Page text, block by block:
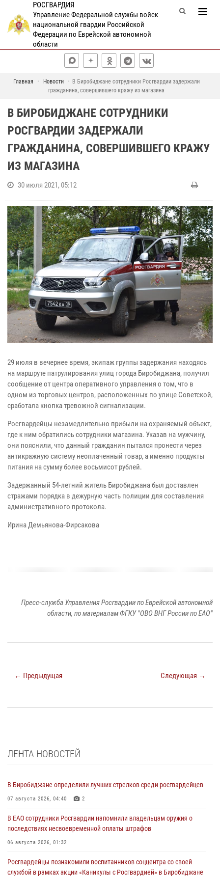
РОСГВАРДИЯ
Управление Федеральной службы войск
национальной гвардии Российской
Федерации по Еврейской автономной
области
Главная Новости
В Биробиджане сотрудники Росгвардии задержали
гражданина, совершившего кражу из магазина
В БИРОБИДЖАНЕ СОТРУДНИКИ
РОСГВАРДИИ ЗАДЕРЖАЛИ
ГРАЖДАНИНА, СОВЕРШИВШЕГО КРАЖУ
ИЗ МАГАЗИНА
30 июля 2021, 05:12
29 июля в вечернее время, экипаж группы задержания находясь
на маршруте патрулирования улиц города Биробиджана, получил
сообщение от центра оперативного управления о том, что в
одном из торговых центров, расположенных по улице Советской,
сработала кнопка тревожной сигнализации.
Росгвардейцы незамедлительно прибыли на охраняемый объект,
где к ним обратились сотрудники магазина. Указав на мужчину,
они пояснили, что данный гражданин пытался пронести через
антикражную систему неоплаченный товар, а именно продукты
питания на сумму более восьмисот рублей.
Задержанный 54-летний житель Биробиджана был доставлен
стражами порядка в дежурную часть полиции для составления
административного протокола.
Ирина Демьянова-Фирсакова
Пресс-служба Управления Росгвардии по Еврейской автономной
области, по материалам ФГКУ "ОВО ВНГ России по ЕАО"
← Предыдущая Следующая →
ЛЕНТА НОВОСТЕЙ
В Биробиджане определили лучших стрелков среди росгвардейцев
07 августа 2026, 04:40 2
В ЕАО сотрудники Росгвардии напомнили владельцам оружия о
последствиях несвоевременной оплаты штрафов
06 августа 2026, 01:32
Росгвардейцы познакомили воспитанников соццентра со своей
службой в рамках акции «Каникулы с Росгвардией» в Биробиджане